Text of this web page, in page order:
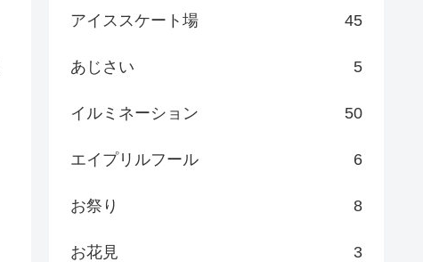
アイススケート場 45
あじさい 5
イルミネーション 50
エイプリルフール 6
お祭り 8
お花見 3